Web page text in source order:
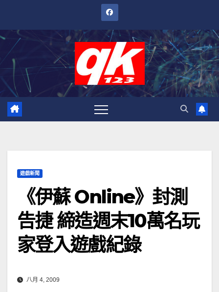
內
遊戲新聞
《伊蘇 Online》封測
告捷 締造週末10萬名玩
家登入遊戲紀錄
八月 4, 2009